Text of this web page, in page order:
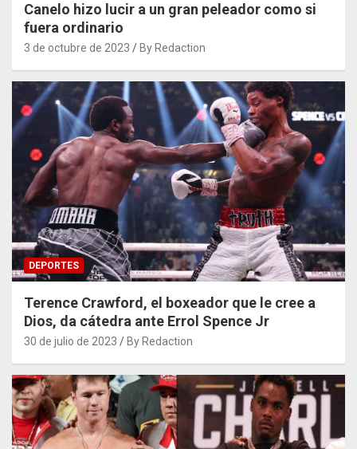
Canelo hizo lucir a un gran peleador como si
fuera ordinario
3 de octubre de 2023 By Redaction
DEPORTES
Terence Crawford, el boxeador que le cree a
Dios, da cátedra ante Errol Spence Jr
30 de julio de 2023 By Redaction